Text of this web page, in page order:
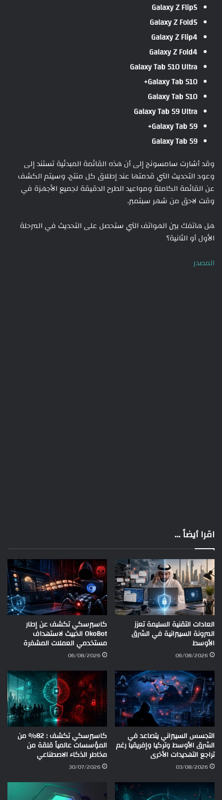
Galaxy Z Flip5
Galaxy Z Fold5
Galaxy Z Flip4
Galaxy Z Fold4
Galaxy Tab S10 Ultra
Galaxy Tab S10+
Galaxy Tab S10
Galaxy Tab S9 Ultra
Galaxy Tab S9+
Galaxy Tab S9
وقد أشارت سامسونج إلى أن هذه القائمة المبدئية تستند إلى
وعود التحديث التي قدمتها عند إطلاق كل منتج. وسيتم الكشف
عن القائمة الكاملة ومواعيد الطرح الدقيقة لجميع الأجهزة في
وقت لاحق من شهر سبتمبر.
هل هاتفك بين الهواتف التي ستحصل على التحديث في المرحلة
الأول أو الثانية؟
المصدر
اقرا أيضاً ...
العادات التقنية السليمة تعزز
المرونة السيبرانية في الشرق
الأوسط
06/08/2026
كاسبرسكي تكشف عن إطار
OkoBot الخبيث لاستهداف
مستخدمي العملات المشفرة
06/08/2026
التجسس السيبراني يتصاعد في
الشرق الأوسط وتركيا وإفريقيا رغم
تراجع التهديدات الأخرى
03/08/2026
كاسبرسكي تكشف : 82% من
المؤسسات عالمياً قلقة من
مخاطر الذكاء الاصطناعي
30/07/2026